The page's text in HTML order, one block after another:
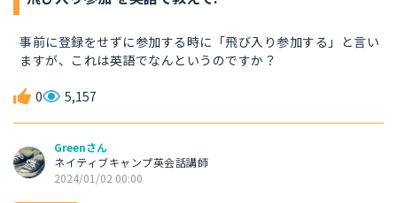
事前に登録をせずに参加する時に「飛び入り参加する」と言い
ますが、これは英語でなんというのですか？
0 5,157
Greenさん
ネイティブキャンプ英会話講師
2024/01/02 00:00